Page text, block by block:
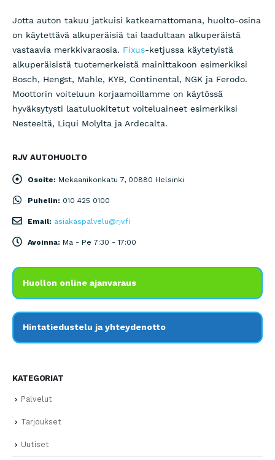
Jotta auton takuu jatkuisi katkeamattomana, huolto-osina
on käytettävä alkuperäisiä tai laadultaan alkuperäistä
vastaavia merkkivaraosia. Fixus-ketjussa käytetyistä
alkuperäisistä tuotemerkeistä mainittakoon esimerkiksi
Bosch, Hengst, Mahle, KYB, Continental, NGK ja Ferodo.
Moottorin voiteluun korjaamoillamme on käytössä
hyväksytysti laatuluokitetut voiteluaineet esimerkiksi
Nesteeltä, Liqui Molylta ja Ardecalta.
RJV AUTOHUOLTO
Osoite: Mekaanikonkatu 7, 00880 Helsinki
Puhelin: 010 425 0100
Email: asiakaspalvelu@rjv.fi
Avoinna: Ma - Pe 7:30 - 17:00
Huollon online ajanvaraus
Hintatiedustelu ja yhteydenotto
KATEGORIAT
Palvelut
Tarjoukset
Uutiset